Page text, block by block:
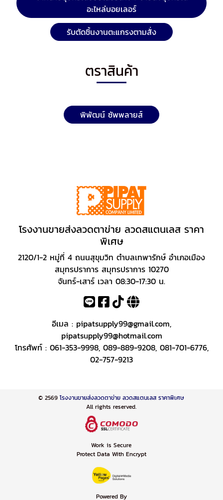
อะไหล่บอยเลอร์
รับตัดชิ้นงานตะแกรงตามสั่ง
ตราสินค้า
พิพัฒน์ ซัพพลายส์
โรงงานขายส่งลวดตาข่าย ลวดสแตนเลส ราคา
พิเศษ
2120/1-2 หมู่ที่ 4 ถนนสุขุมวิท ตำบลเทพารักษ์ อำเภอเมือง
สมุทรปราการ สมุทรปราการ 10270
จันทร์-เสาร์ เวลา 08:30-17:30 น.
อีเมล : pipatsupply99@gmail.com,
pipatsupply99@hotmail.com
โทรศัพท์ : 061-353-9998, 089-889-9208, 081-701-6776,
02-757-9213
© 2569โรงงานขายส่งลวดตาข่าย ลวดสแตนเลส ราคาพิเศษ
All rights reserved.
Work is Secure
Protect Data With Encrypt
Powered By